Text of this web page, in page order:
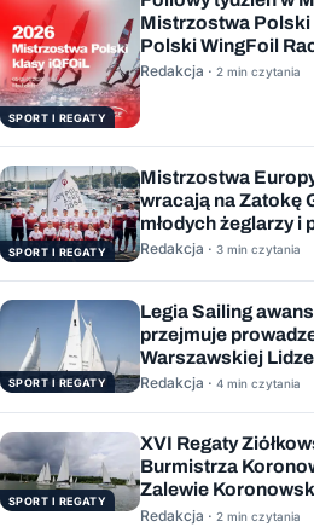
SPORT I REGATY
Mistrzostwa Polski
Polski WingFoil
sierpnia
Redakcja · 2 min czytania
SPORT I REGATY
Mistrzostwa
wracają na Zatokę
młodych żeglarzy i
Polski
Redakcja · 3 min czytania
SPORT I REGATY
Legia Sailing
przejmuje
Warszawskiej
Redakcja · 4 min czytania
SPORT I REGATY
XVI Regaty
Burmistrza
Zalewie
Redakcja · 2 min czytania